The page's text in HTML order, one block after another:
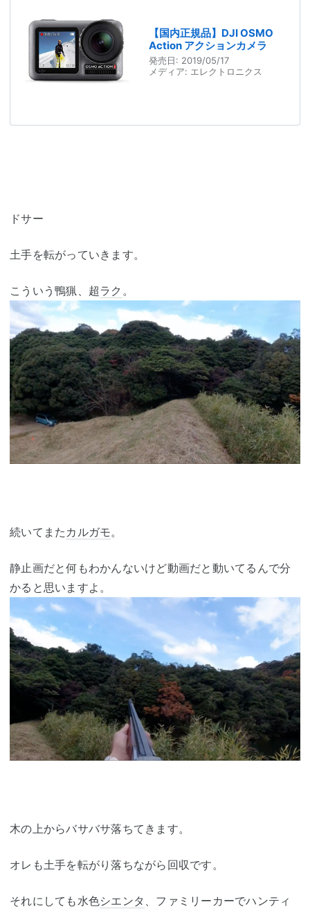
【国内正規品】DJI OSMO
Action アクションカメラ
発売日: 2019/05/17
メディア: エレクトロニクス
ドサー
土手を転がっていきます。
こういう鴨猟、超ラク 。
続いてまた カルガモ。
静止画だと何もわかんないけど動画だと動いてるんで分
かると思いますよ。
木の上からバサバサ落ちてきます。
オレも土手を転がり落ちながら回収です。
それにしても水色シエンタ 、ファミリーカーでハンティ